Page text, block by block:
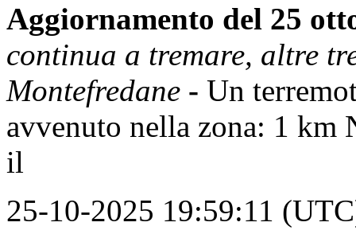
Aggiornamento del 25
continua a tremare, altre
Montefredane - Un
avvenuto nella zona: 1
il
25-10-2025 19:59:11